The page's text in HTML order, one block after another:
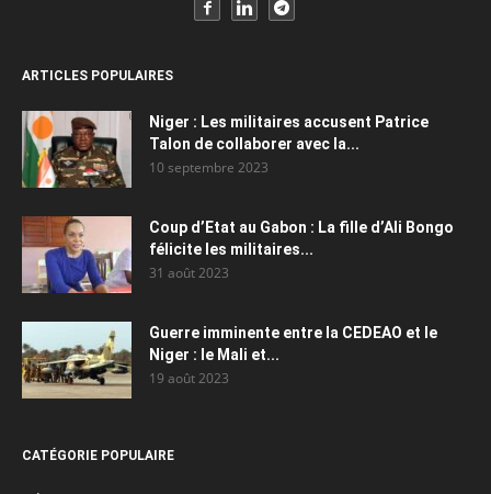
ARTICLES POPULAIRES
Niger : Les militaires accusent Patrice
Talon de collaborer avec la...
10 septembre 2023
Coup d’Etat au Gabon : La fille d’Ali Bongo
félicite les militaires...
31 août 2023
Guerre imminente entre la CEDEAO et le
Niger : le Mali et...
19 août 2023
CATÉGORIE POPULAIRE